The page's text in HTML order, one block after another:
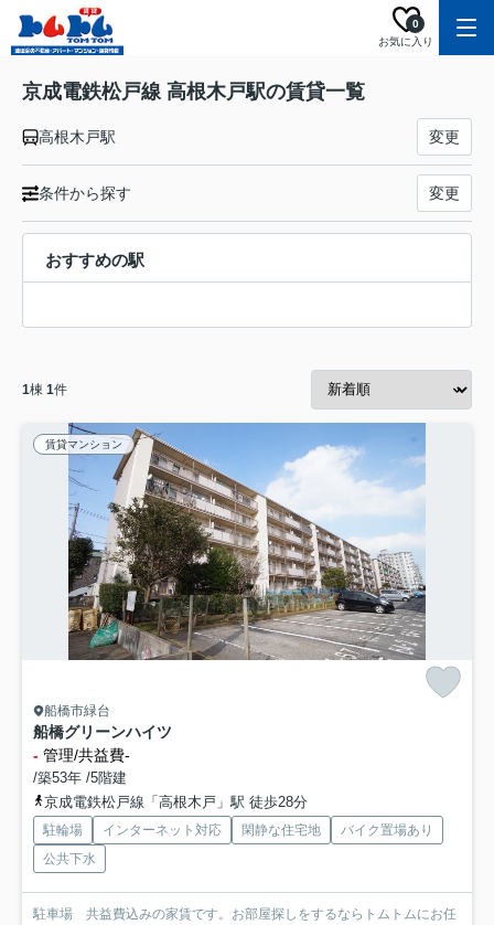
お気に入り
0
京成電鉄松戸線 高根木戸駅の賃貸一覧
高根木戸駅 変更
条件から探す 変更
おすすめの駅
1棟 1件
賃貸マンション
船橋市緑台
船橋グリーンハイツ
- 管理/共益費-
/築53年 /5階建
京成電鉄松戸線「高根木戸」駅 徒歩28分
駐輪場 インターネット対応 閑静な住宅地
バイク置場あり
公共下水
駐車場 共益費込みの家賃です。お部屋探しをするならトムトムにお任